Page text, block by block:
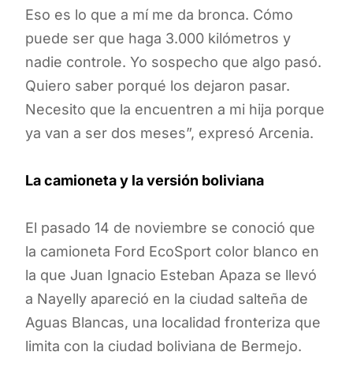
Eso es lo que a mí me da bronca. Cómo
puede ser que haga 3.000 kilómetros y
nadie controle. Yo sospecho que algo pasó.
Quiero saber porqué los dejaron pasar.
Necesito que la encuentren a mi hija porque
ya van a ser dos meses”, expresó Arcenia.
La camioneta y la versión boliviana
El pasado 14 de noviembre se conoció que
la camioneta Ford EcoSport color blanco en
la que Juan Ignacio Esteban Apaza se llevó
a Nayelly apareció en la ciudad salteña de
Aguas Blancas, una localidad fronteriza que
limita con la ciudad boliviana de Bermejo.